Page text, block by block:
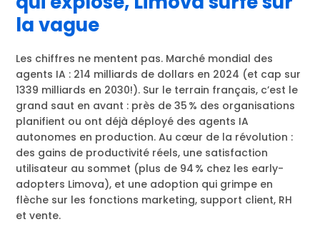
la vague
Les chiffres ne mentent pas. Marché mondial des
agents IA : 214 milliards de dollars en 2024 (et cap sur
1339 milliards en 2030!). Sur le terrain français, c’est le
grand saut en avant : près de 35 % des organisations
planifient ou ont déjà déployé des agents IA
autonomes en production. Au cœur de la révolution :
des gains de productivité réels, une satisfaction
utilisateur au sommet (plus de 94 % chez les early-
adopters Limova), et une adoption qui grimpe en
flèche sur les fonctions marketing, support client, RH
et vente.